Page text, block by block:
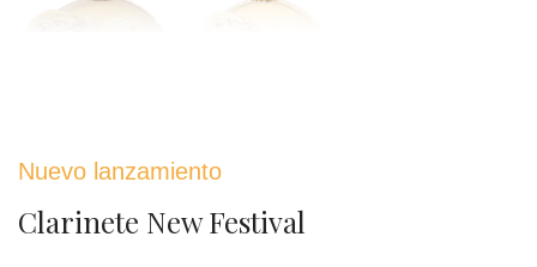
Nuevo lanzamiento
Clarinete New Festival